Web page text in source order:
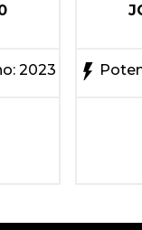
2023